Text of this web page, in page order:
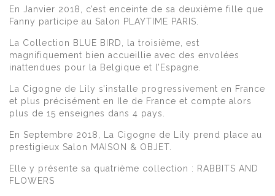
En Janvier 2018, c’est enceinte de sa deuxième fille que
Fanny participe au Salon PLAYTIME PARIS.
La Collection BLUE BIRD, la troisième, est
magnifiquement bien accueillie avec des envolées
inattendues pour la Belgique et l’Espagne.
La Cigogne de Lily s’installe progressivement en France
et plus précisément en Ile de France et compte alors
plus de 15 enseignes dans 4 pays.
En Septembre 2018, La Cigogne de Lily prend place au
prestigieux Salon MAISON & OBJET.
Elle y présente sa quatrième collection : RABBITS AND
FLOWERS